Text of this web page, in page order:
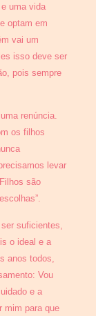
uma vida
optam em
vai um
isso deve ser
pois sempre
renúncia.
os filhos
levar
são
suficientes,
o ideal e a
anos todos,
Vou
e a
mim para que